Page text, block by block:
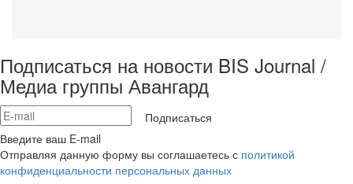
Подписаться на новости BIS Journal /
Медиа группы Авангард
Подписаться
Введите ваш E-mail
Отправляя данную форму вы соглашаетесь с политикой
конфиденциальности персональных данных